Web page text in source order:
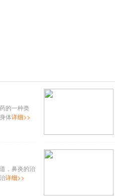
的一种类
体详细>>
，鼻炎的治
详细>>